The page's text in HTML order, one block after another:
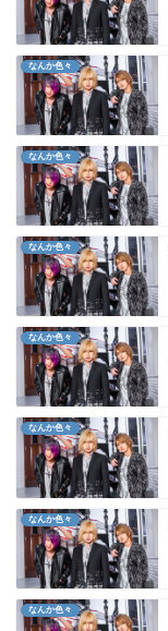
なんか色々
なんか色々
なんか色々
なんか色々
なんか色々
なんか色々
なんか色々